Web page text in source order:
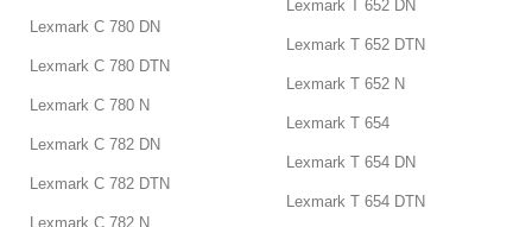
Lexmark C 780 DN
Lexmark C 780 DTN
Lexmark C 780 N
Lexmark C 782 DN
Lexmark C 782 DTN
Lexmark C 782 N
Lexmark T 652 DN
Lexmark T 652 DTN
Lexmark T 652 N
Lexmark T 654
Lexmark T 654 DN
Lexmark T 654 DTN